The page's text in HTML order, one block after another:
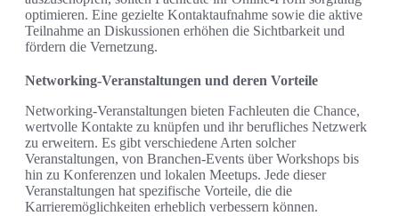
optimieren. Eine gezielte Kontaktaufnahme sowie die aktive
Teilnahme an Diskussionen erhöhen die Sichtbarkeit und
fördern die Vernetzung.
Networking-Veranstaltungen und deren Vorteile
Networking-Veranstaltungen bieten Fachleuten die Chance,
wertvolle Kontakte zu knüpfen und ihr berufliches Netzwerk
zu erweitern. Es gibt verschiedene Arten solcher
Veranstaltungen, von Branchen-Events über Workshops bis
hin zu Konferenzen und lokalen Meetups. Jede dieser
Veranstaltungen hat spezifische Vorteile, die die
Karrieremöglichkeiten erheblich verbessern können.